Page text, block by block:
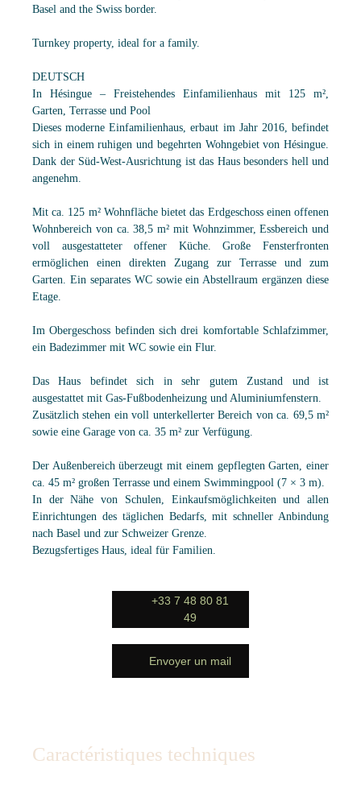
Basel and the Swiss border.
Turnkey property, ideal for a family.
DEUTSCH
In Hésingue – Freistehendes Einfamilienhaus mit 125 m²,
Garten, Terrasse und Pool
Dieses moderne Einfamilienhaus, erbaut im Jahr 2016, befindet
sich in einem ruhigen und begehrten Wohngebiet von Hésingue.
Dank der Süd-West-Ausrichtung ist das Haus besonders hell und
angenehm.
Mit ca. 125 m² Wohnfläche bietet das Erdgeschoss einen offenen
Wohnbereich von ca. 38,5 m² mit Wohnzimmer, Essbereich und
voll ausgestatteter offener Küche. Große Fensterfronten
ermöglichen einen direkten Zugang zur Terrasse und zum
Garten. Ein separates WC sowie ein Abstellraum ergänzen diese
Etage.
Im Obergeschoss befinden sich drei komfortable Schlafzimmer,
ein Badezimmer mit WC sowie ein Flur.
Das Haus befindet sich in sehr gutem Zustand und ist
ausgestattet mit Gas-Fußbodenheizung und Aluminiumfenstern.
Zusätzlich stehen ein voll unterkellerter Bereich von ca. 69,5 m²
sowie eine Garage von ca. 35 m² zur Verfügung.
Der Außenbereich überzeugt mit einem gepflegten Garten, einer
ca. 45 m² großen Terrasse und einem Swimmingpool (7 × 3 m).
In der Nähe von Schulen, Einkaufsmöglichkeiten und allen
Einrichtungen des täglichen Bedarfs, mit schneller Anbindung
nach Basel und zur Schweizer Grenze.
Bezugsfertiges Haus, ideal für Familien.
+33 7 48 80 81
49
Envoyer un mail
Caractéristiques techniques